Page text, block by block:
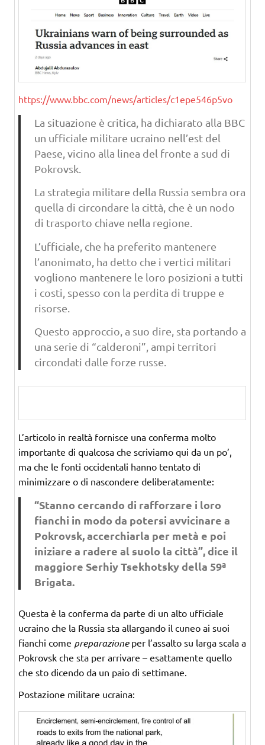
https://www.bbc.com/news/articles/c1epe546p5vo
La situazione è critica, ha dichiarato alla BBC
un ufficiale militare ucraino nell’est del
Paese, vicino alla linea del fronte a sud di
Pokrovsk.
La strategia militare della Russia sembra ora
quella di circondare la città, che è un nodo
di trasporto chiave nella regione.
L’ufficiale, che ha preferito mantenere
l’anonimato, ha detto che i vertici militari
vogliono mantenere le loro posizioni a tutti
i costi, spesso con la perdita di truppe e
risorse.
Questo approccio, a suo dire, sta portando a
una serie di “calderoni”, ampi territori
circondati dalle forze russe.
L’articolo in realtà fornisce una conferma molto
importante di qualcosa che scriviamo qui da un po’,
ma che le fonti occidentali hanno tentato di
minimizzare o di nascondere deliberatamente:
“Stanno cercando di rafforzare i loro
fianchi in modo da potersi avvicinare a
Pokrovsk, accerchiarla per metà e poi
iniziare a radere al suolo la città”, dice il
maggiore Serhiy Tsekhotsky della 59ª
Brigata.
Questa è la conferma da parte di un alto ufficiale
ucraino che la Russia sta allargando il cuneo ai suoi
fianchi come preparazioneper l’assalto su larga scala a
Pokrovsk che sta per arrivare – esattamente quello
che sto dicendo da un paio di settimane.
Postazione militare ucraina: